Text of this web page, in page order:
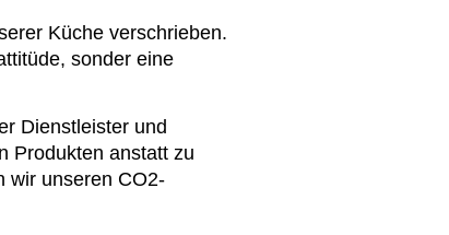
Küche verschrieben.
sonder eine
Dienstleister und
Produkten anstatt zu
wir unseren CO2-